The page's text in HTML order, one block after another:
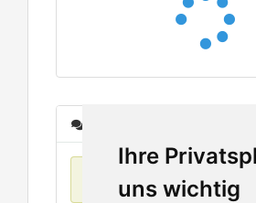
Ihre
uns wichtig
Keine Einträge